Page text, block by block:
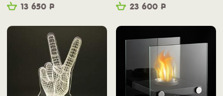
13 650 Р 23 600 Р